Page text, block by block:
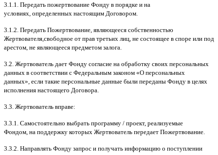
3.1.1. Передать пожертвование Фонду в порядке и на
условиях определенных настоящим Договором
3.1.2. Передать Пожертвование являющееся собственностью
Жертвователя свободное от прав третьих лиц не состоящее в споре или под
арестом не являющееся предметом залога
3.2. Жертвователь дает Фонду согласие на обработку своих персональных
данных в соответствии с Федеральным законом «О персональных
данных», если такие персональные данные были переданы Фонду в целях
исполнения настоящего Договора
3.3. Жертвователь вправе:
3.3.1. Самостоятельно выбрать программу / проект, реализуемые
Фондом на поддержку которых Жертвователь передает Пожертвование
3.3.2. Направлять Фонду запрос и получать информацию о поступлении